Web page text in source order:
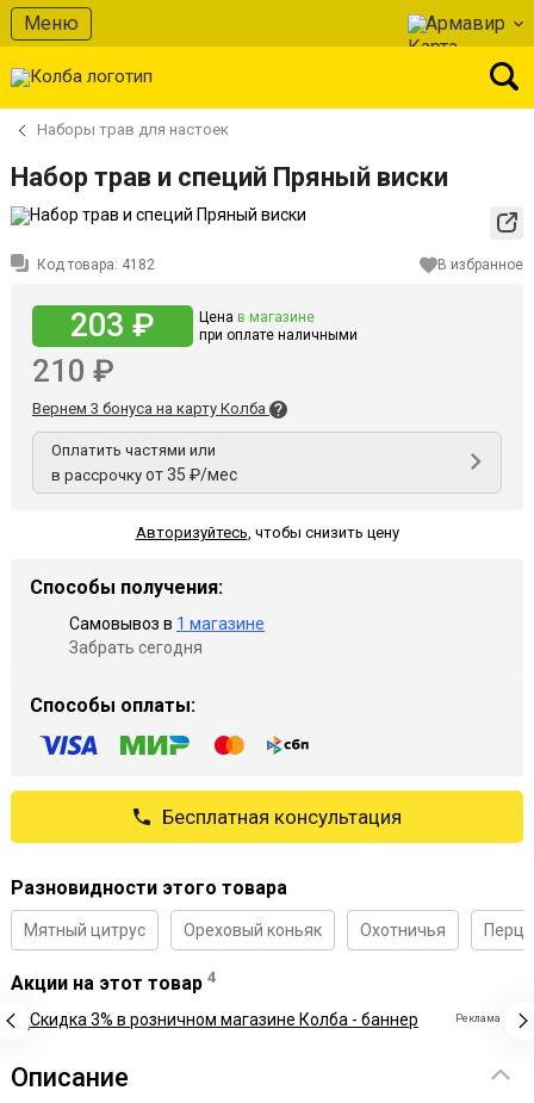
Меню Армавир
Наборы трав для настоек
Набор трав и специй Пряный виски
Код товара: 4182 В избранное
203 ₽ Цена в магазине
при оплате наличными
210 ₽
Вернем 3 бонуса на карту Колба
Оплатить частями или
в рассрочку от 35 ₽/мес
Авторизуйтесь, чтобы снизить цену
Способы получения:
Самовывоз в 1 магазине
Забрать сегодня
Способы оплаты:
Бесплатная консультация
Разновидности этого товара
Мятный цитрус Ореховый коньяк Охотничья
Акции на этот товар 4
Реклама
Описание